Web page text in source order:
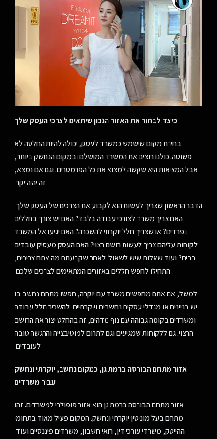
כיצד לבחור את האזור הנכון שיתאים לצרכי העסק שלך
בחירת מקום שישמש כמשרד לעסק, יכולה להיות החלטה לא
פשוטה. כולנו רוצים את המשרד המושלם ובמקום הנחשק ביותר,
אבל המציאות היא שקשה למצוא את כל הפרמטרים. וגם אם נמצא,
זה יהיה יקר.
הדבר הראשון שצריך לעשות הוא לקבוע את הצרכים של העסק שלך.
האם צריך משרד לצורכי עבודה בלבד? האם יש צורך בחללים
נפרדים? או שצריך חלל יוקרתי להשכרה? האם יגיעו אל המשרד
לקוחות עליהם צריך לעשות רושם רצוי? האם העסק מעסיק עובדים
רבים? ועוד שאלות שיש לשאול. לאחר שקבעתם מה אתם צריכים,
התחילו לחפש חללים באזורים המתאימים לצרכים שלכם.
למשל, אם אתם מחפשים משרד עם יוקרה, חפשו מתחם נחשב בו
יש בניינים או מגדלי עסקים נחשבים ויוקרתיים. להשכיר חלל עבודה
ומשרדים בקומה גבוהה עם נוף מדהים, זה בהחלט יצור את הרושם
הרצוי. גם ללקוחות שמגיעים וגם לתרום למוטיבצייה והרגשה טובה
לעובדים.
אזור מתחם הבורסה ברמת גן, כמקום נחשב, יוקרתי ונחשק
עבור משרדים
אזור מתחם הבורסה ברמת גן הוא אזור פופולרי למשרדים. זהו
מתחם בעל מוניטין יוקרתי ונחשק. המקום פעיל מאוד בתחומי
ההייטק, משרדי עורכי דין, רואי חשבון, משרדים פיננסיים ועוד.